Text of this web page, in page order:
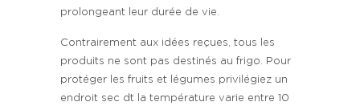
prolongeant leur durée de vie.
Contrairement aux idées reçues, tous les
produits ne sont pas destinés au frigo. Pour
protéger les fruits et légumes privilégiez un
endroit sec dt la température varie entre 10